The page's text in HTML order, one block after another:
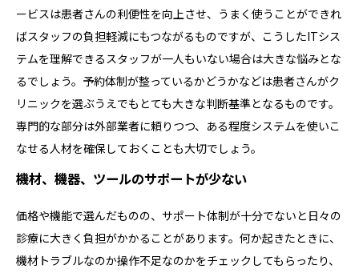
ービスは患者さんの利便性を向上させ、うまく使うことができれ
ばスタッフの負担軽減にもつながるものですが、こうしたITシス
テムを理解できるスタッフが一人もいない場合は大きな悩みとな
るでしょう。予約体制が整っているかどうかなどは患者さんがク
リニックを選ぶうえでもとても大きな判断基準となるものです。
専門的な部分は外部業者に頼りつつ、ある程度システムを使いこ
なせる人材を確保しておくことも大切でしょう。
機材、機器、ツールのサポートが少ない
価格や機能で選んだものの、サポート体制が十分でないと日々の
診療に大きく負担がかかることがあります。何か起きたときに、
機材トラブルなのか操作不足なのかをチェックしてもらったり、